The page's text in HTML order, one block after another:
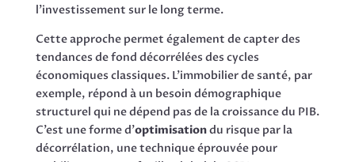
l’investissement sur le long terme.
Cette approche permet également de capter des
tendances de fond décorrélées des cycles
économiques classiques. L’immobilier de santé, par
exemple, répond à un besoin démographique
structurel qui ne dépend pas de la croissance du PIB.
C’est une forme d’optimisationdu risque par la
décorrélation, une technique éprouvée pour